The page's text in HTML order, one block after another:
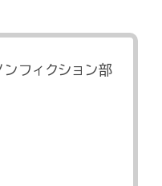
フィクション部